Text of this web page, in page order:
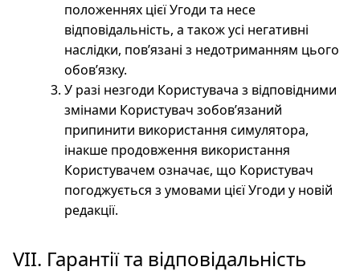
положеннях цієї Угоди та несе
відповідальність, а також усі негативні
наслідки, пов’язані з недотриманням цього
обов’язку.
У разі незгоди Користувача з відповідними
змінами Користувач зобов’язаний
припинити використання симулятора,
інакше продовження використання
Користувачем означає, що Користувач
погоджується з умовами цієї Угоди у новій
редакції.
VII. Гарантії та відповідальність